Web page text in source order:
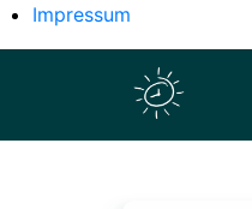
Impressum